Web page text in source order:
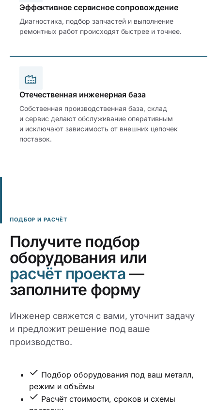
Эффективное сервисное сопровождение
Диагностика, подбор запчастей и выполнение
ремонтных работ происходят быстрее и точнее.
Отечественная инженерная база
Собственная производственная база, склад
и сервис делают обслуживание оперативным
и исключают зависимость от внешних цепочек
поставок.
ПОДБОР И РАСЧЁТ
Получите подбор
оборудования или
расчёт проекта—
заполните форму
Инженер свяжется с вами, уточнит задачу
и предложит решение под ваше
производство.
Подбор оборудования под ваш металл,
режим и объёмы
Расчёт стоимости, сроков и схемы